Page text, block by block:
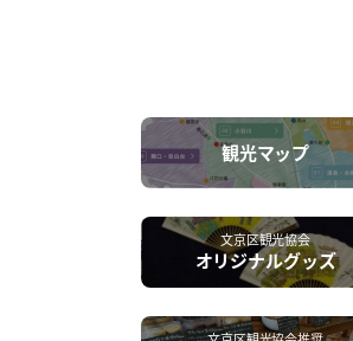
観光マップ
文京区観光協会
オリジナルグッズ